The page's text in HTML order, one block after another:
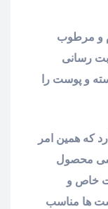
و مرطوب
رسانی
و پوست را
که همین امر
محصول
خاص و
ها مناسب